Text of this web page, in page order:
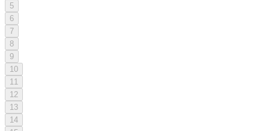
5
6
7
8
9
10
11
12
13
14